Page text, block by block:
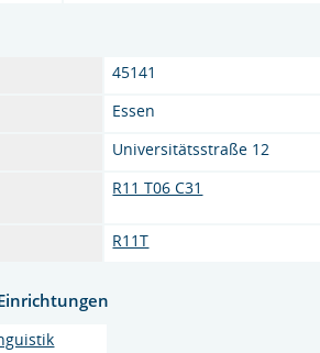
45141
Essen
Universitätsstraße 12
R11 T06 C31
R11T